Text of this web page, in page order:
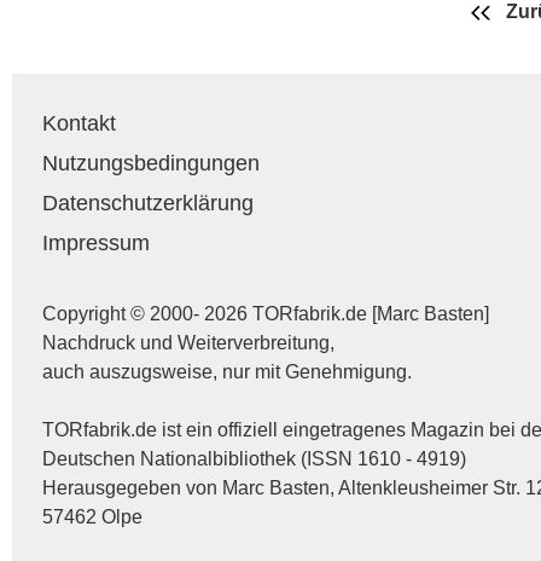
Kontakt
Nutzungsbedingungen
Datenschutzerklärung
Impressum
Copyright © 2000- 2026 TORfabrik.de [Marc Basten]
Nachdruck und Weiterverbreitung,
auch auszugsweise, nur mit Genehmigung.
TORfabrik.de ist ein offiziell eingetragenes Magazin bei
Deutschen Nationalbibliothek (ISSN 1610 - 4919)
Herausgegeben von Marc Basten, Altenkleusheimer Str.
57462 Olpe